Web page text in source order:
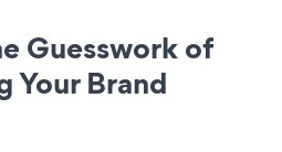
Guesswork of
Your Brand